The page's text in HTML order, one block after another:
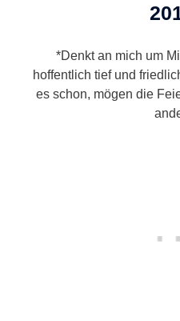
*Denkt an mich um
hoffentlich tief und
es schon, mögen die